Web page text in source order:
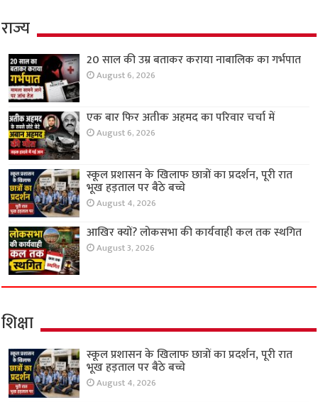
राज्य
20 साल की उम्र बताकर कराया नाबालिक का गर्भपात
August 6, 2026
एक बार फिर अतीक अहमद का परिवार चर्चा में
August 6, 2026
स्कूल प्रशासन के खिलाफ छात्रों का प्रदर्शन, पूरी रात
भूख हड़ताल पर बैठे बच्चे
August 4, 2026
आखिर क्यों? लोकसभा की कार्यवाही कल तक स्थगित
August 3, 2026
शिक्षा
स्कूल प्रशासन के खिलाफ छात्रों का प्रदर्शन, पूरी रात
भूख हड़ताल पर बैठे बच्चे
August 4, 2026